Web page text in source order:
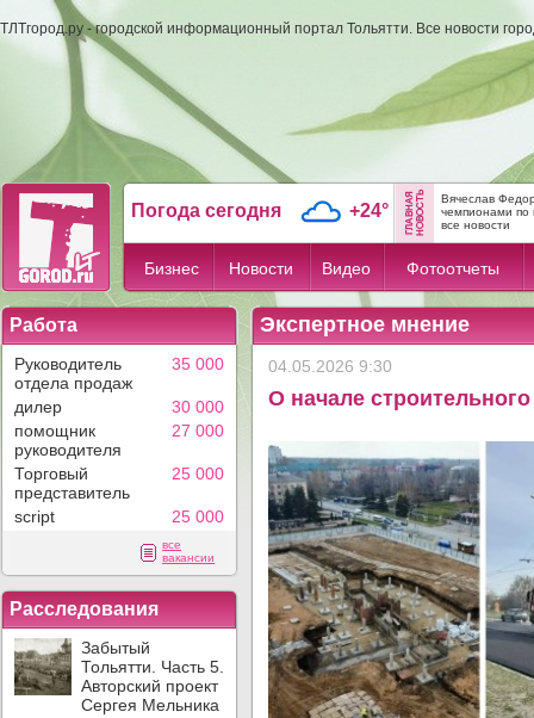
ТЛТгород.ру - городской информационный портал Тольятти. Все новости
Погода сегодня +24°
Вячеслав
чемпионами по
все новости
Бизнес Новости Видео Фотоотчеты
Работа
Руководитель
отдела продаж
35 000
дилер
30 000
помощник
руководителя
27 000
Торговый
представитель
25 000
script 25 000
все
вакансии
Расследования
Забытый
Тольятти. Часть 5.
Авторский проект
Сергея Мельника
Экспертное мнение
04.05.2026 9:30
О начале